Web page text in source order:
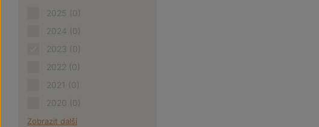
2025 (0)
2024 (0)
2023 (0)
2022 (0)
2021 (0)
2020 (0)
Zobrazit další